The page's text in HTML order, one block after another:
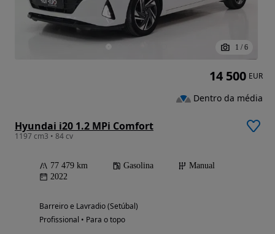
1 / 6
Hyundai i20 1.2 MPi Comfort
1197 cm3 • 84 cv
77 479 km Gasolina
Manual
2022
Barreiro e Lavradio (Setúbal)
Profissional • Para o topo
14 500 EUR
Dentro da média